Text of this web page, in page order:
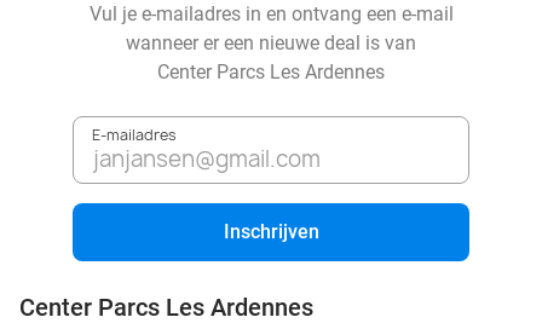
Vul je e-mailadres in en ontvang een e-mail
wanneer er een nieuwe deal is van
Center Parcs Les Ardennes
E-mailadres
Inschrijven
Center Parcs Les Ardennes